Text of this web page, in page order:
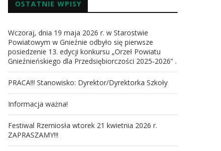
OSTATNIE WPISY
Wczoraj, dnia 19 maja 2026 r. w Starostwie
Powiatowym w Gnieźnie odbyło się pierwsze
posiedzenie 13. edycji konkursu „Orzeł Powiatu
Gnieźnieńskiego dla Przedsiębiorczości 2025-2026” .
PRACA!!! Stanowisko: Dyrektor/Dyrektorka Szkoły
Informacja ważna!
Festiwal Rzemiosła wtorek 21 kwietnia 2026 r.
ZAPRASZAMY!!!